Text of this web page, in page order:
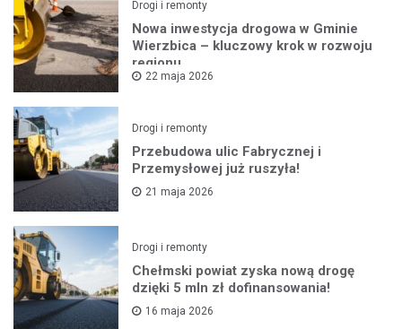
Drogi i remonty
Nowa inwestycja drogowa w Gminie
Wierzbica – kluczowy krok w rozwoju
regionu
22 maja 2026
Drogi i remonty
Przebudowa ulic Fabrycznej i
Przemysłowej już ruszyła!
21 maja 2026
Drogi i remonty
Chełmski powiat zyska nową drogę
dzięki 5 mln zł dofinansowania!
16 maja 2026